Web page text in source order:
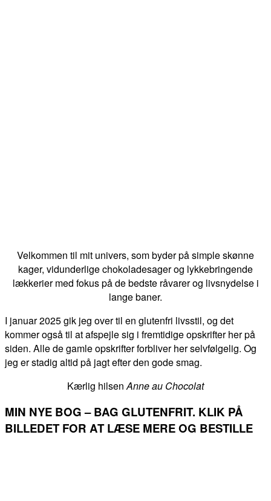
Velkommen til mit univers, som byder på simple skønne
kager, vidunderlige chokoladesager og lykkebringende
lækkerier med fokus på de bedste råvarer og livsnydelse i
lange baner.
I januar 2025 gik jeg over til en glutenfri livsstil, og det
kommer også til at afspejle sig i fremtidige opskrifter her på
siden. Alle de gamle opskrifter forbliver her selvfølgelig. Og
jeg er stadig altid på jagt efter den gode smag.
Kærlig hilsenAnne au Chocolat
MIN NYE BOG – BAG GLUTENFRIT. KLIK PÅ
BILLEDET FOR AT LÆSE MERE OG BESTILLE